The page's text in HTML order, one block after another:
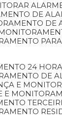
DE
DE
24
DE
E
E